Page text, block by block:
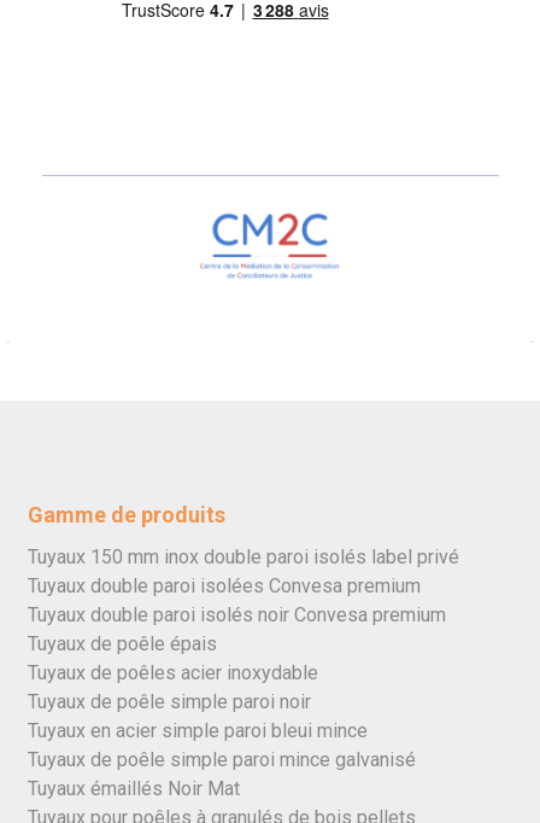
Gamme de produits
Tuyaux 150 mm inox double paroi isolés label privé
Tuyaux double paroi isolées Convesa premium
Tuyaux double paroi isolés noir Convesa premium
Tuyaux de poêle épais
Tuyaux de poêles acier inoxydable
Tuyaux de poêle simple paroi noir
Tuyaux en acier simple paroi bleui mince
Tuyaux de poêle simple paroi mince galvanisé
Tuyaux émaillés Noir Mat
Tuyaux pour poêles à granulés de bois pellets